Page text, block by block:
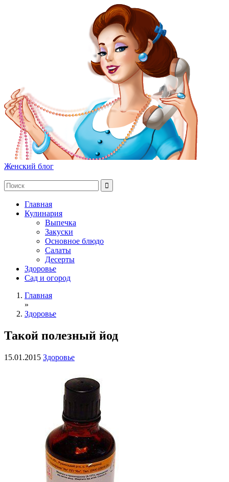
Женский блог
Главная
Кулинария
Выпечка
Закуски
Основное блюдо
Салаты
Десерты
Здоровье
Сад и огород
Главная
»
Здоровье
Такой полезный йод
15.01.2015 Здоровье